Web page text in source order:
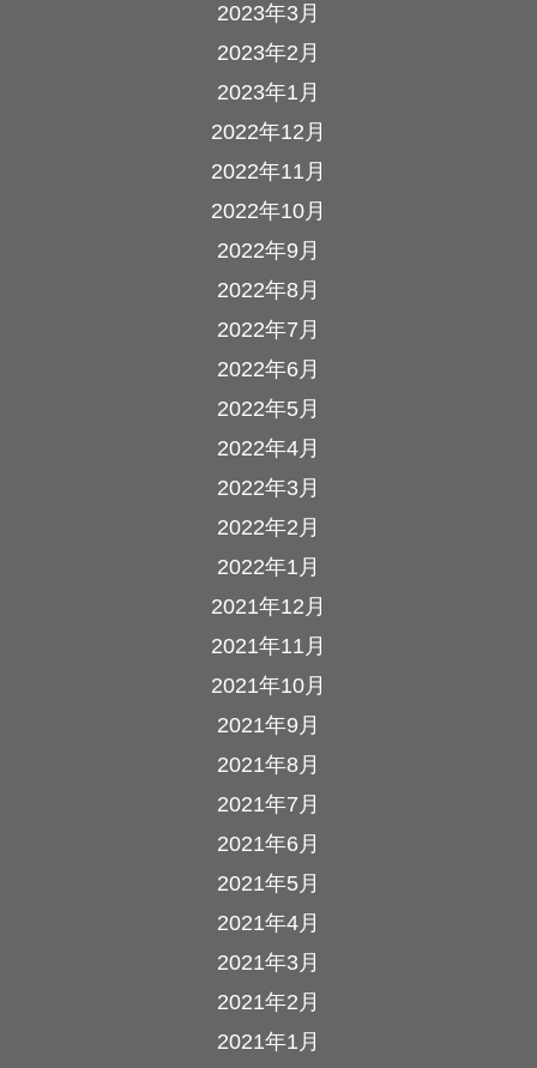
2023年3月
2023年2月
2023年1月
2022年12月
2022年11月
2022年10月
2022年9月
2022年8月
2022年7月
2022年6月
2022年5月
2022年4月
2022年3月
2022年2月
2022年1月
2021年12月
2021年11月
2021年10月
2021年9月
2021年8月
2021年7月
2021年6月
2021年5月
2021年4月
2021年3月
2021年2月
2021年1月